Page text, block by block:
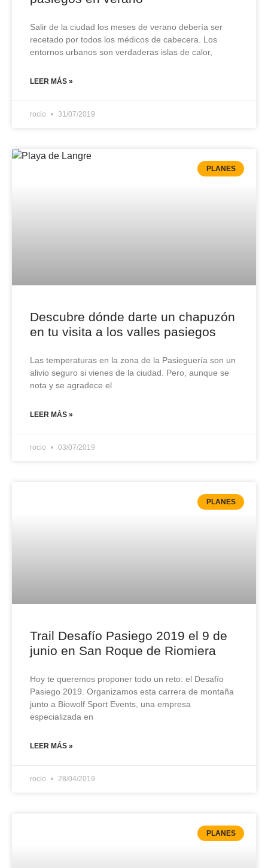
Salir de la ciudad los meses de verano debería ser
recetado por todos los médicos de cabecera. Los
entornos urbanos son verdaderas islas de calor,
LEER MÁS »
rocio 31/07/2019
PLANES
Descubre dónde darte un chapuzón
en tu visita a los valles pasiegos
Las temperaturas en la zona de la Pasieguería son un
alivio seguro si vienes de la ciudad. Pero, aunque se
nota y se agradece el
LEER MÁS »
rocio 03/07/2019
PLANES
Trail Desafío Pasiego 2019 el 9 de
junio en San Roque de Riomiera
Hoy te queremos proponer todo un reto: el Desafío
Pasiego 2019. Organizamos esta carrera de montaña
junto a Biowolf Sport Events, una empresa
especializada en
LEER MÁS »
rocio 28/04/2019
PLANES